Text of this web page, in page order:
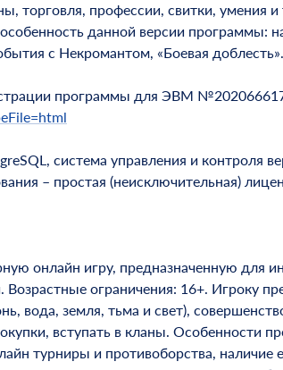
торговля, профессии, свитки,
данной версии
с Некромантом, «Боевая
программы для ЭВМ
система управления и контроля
– простая (неисключительная)
онлайн игру, предназначенную
Возрастные ограничения: 16+. Игроку
вода, земля, тьма и свет),
вступать в кланы.
турниры и противоборства,